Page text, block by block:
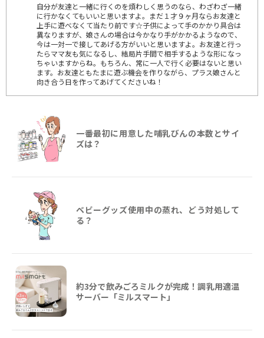
自分が友達と一緒に行くのを煩わしく思うのなら、わざわざ一緒
に行かなくてもいいと思いますよ。まだ１才９ヶ月ならお友達と
上手に遊べなくて当たり前です☆子供によって手のかかり具合は
異なりますが、娘さんの場合は今かなり手がかかるようなので、
今は一対一で接してあげる方がいいと思いますよ。お友達と行っ
たらママ友も気になるし、結局片手間で相手するような形になっ
ちゃいますからね。もちろん、常に一人で行く必要はないと思い
ます。お友達ともたまに遊ぶ機会を作りながら、プラス娘さんと
向き合う日を作ってあげてくださいね！
一番最初に用意した哺乳びんの本数とサイ
ズは？
ベビーグッズ使用中の蒸れ、どう対処して
る？
約3分で飲みごろミルクが完成！調乳用適温
サーバー「ミルスマート」